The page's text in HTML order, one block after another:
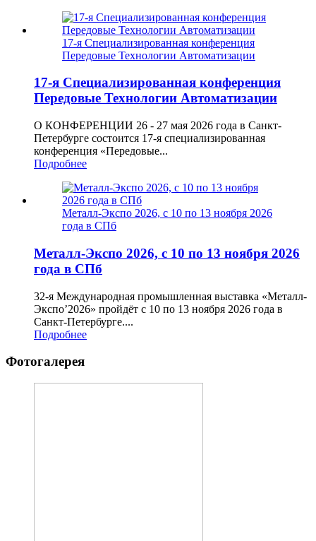
17-я Специализированная конференция
Передовые Технологии Автоматизации
17-я Специализированная конференция
Передовые Технологии Автоматизации
О КОНФЕРЕНЦИИ 26 - 27 мая 2026 года в Санкт-
Петербурге состоится 17-я специализированная
конференция «Передовые...
Подробнее
Металл-Экспо 2026, с 10 по 13 ноября 2026
года в СПб
Металл-Экспо 2026, с 10 по 13 ноября 2026
года в СПб
32-я Международная промышленная выставка «Металл-
Экспо’2026» пройдёт с 10 по 13 ноября 2026 года в
Санкт-Петербурге....
Подробнее
Фотогалерея